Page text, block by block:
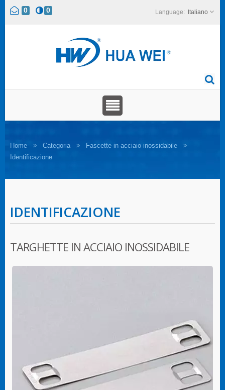
0 0 Italiano
Home Categoria
Fascette in acciaio inossidabile
Identificazione
IDENTIFICAZIONE
TARGHETTE IN ACCIAIO INOSSIDABILE